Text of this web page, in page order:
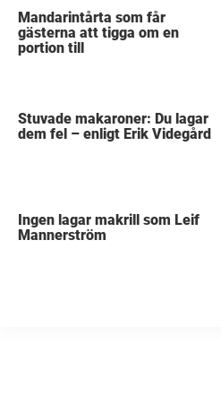
Mandarintårta som får
gästerna att tigga om en
portion till
Stuvade makaroner: Du lagar
dem fel – enligt Erik Videgård
Ingen lagar makrill som Leif
Mannerström